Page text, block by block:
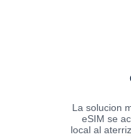
La solucion
eSIM se
local al